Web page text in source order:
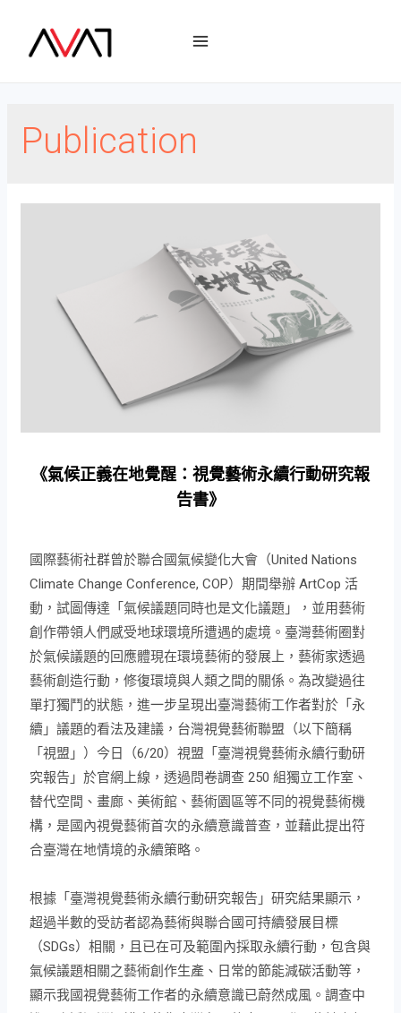
Publication
《氣候正義在地覺醒：視覺藝術永續行動研究報
告書》
國際藝術社群曾於聯合國氣候變化大會（United Nations
Climate Change Conference, COP）期間舉辦 ArtCop 活
動，試圖傳達「氣候議題同時也是文化議題」，並用藝術
創作帶領人們感受地球環境所遭遇的處境。臺灣藝術圈對
於氣候議題的回應體現在環境藝術的發展上，藝術家透過
藝術創造行動，修復環境與人類之間的關係。為改變過往
單打獨鬥的狀態，進一步呈現出臺灣藝術工作者對於「永
續」議題的看法及建議，台灣視覺藝術聯盟（以下簡稱
「視盟」）今日（6/20）視盟「臺灣視覺藝術永續行動研
究報告」於官網上線，透過問卷調查 250 組獨立工作室、
替代空間、畫廊、美術館、藝術園區等不同的視覺藝術機
構，是國內視覺藝術首次的永續意識普查，並藉此提出符
合臺灣在地情境的永續策略。
根據「臺灣視覺藝術永續行動研究報告」研究結果顯示，
超過半數的受訪者認為藝術與聯合國可持續發展目標
（SDGs）相關，且已在可及範圍內採取永續行動，包含與
氣候議題相關之藝術創作生產、日常的節能減碳活動等，
顯示我國視覺藝術工作者的永續意識已蔚然成風。調查中